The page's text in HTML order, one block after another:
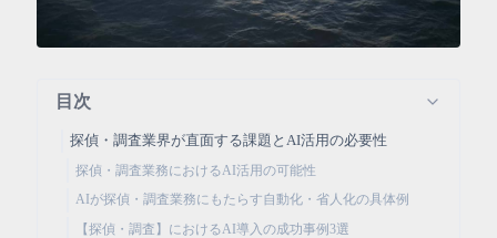
目次
探偵・調査業界が直面する課題とAI活用の必要性
探偵・調査業務におけるAI活用の可能性
AIが探偵・調査業務にもたらす自動化・省人化の具体例
【探偵・調査】におけるAI導入の成功事例3選